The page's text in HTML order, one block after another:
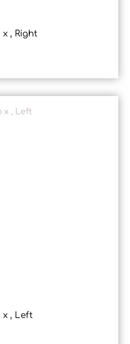
, Right
x , Left